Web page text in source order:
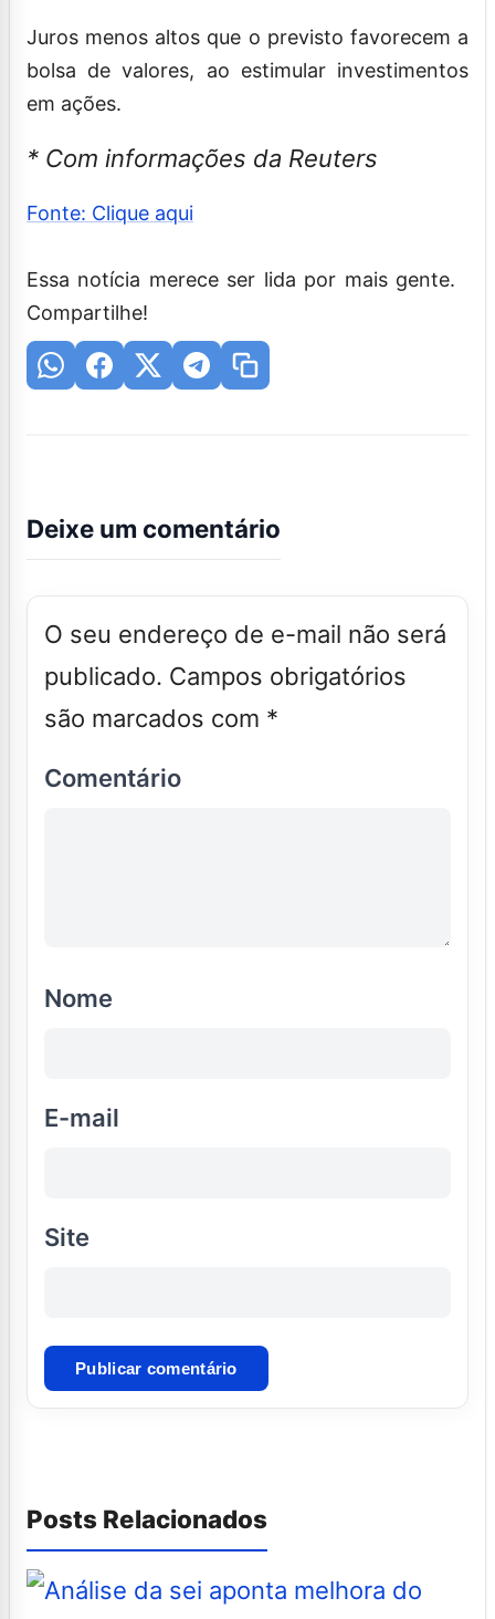
Juros menos altos que o previsto favorecem a
bolsa de valores, ao estimular investimentos
em ações.
* Com informações da Reuters
Fonte: Clique aqui
Essa notícia merece ser lida por mais gente.
Compartilhe!
Deixe um comentário
O seu endereço de e-mail não será
publicado. Campos obrigatórios
são marcados com *
Comentário
Nome
E-mail
Site
Posts Relacionados